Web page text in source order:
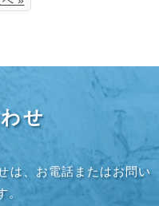
せ
は、お電話またはお問い